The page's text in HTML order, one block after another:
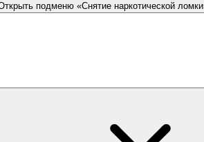
подменю «Снятие наркотической